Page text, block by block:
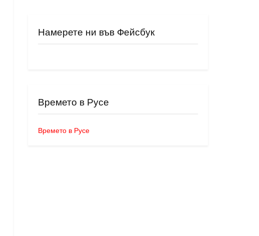
Намерете ни във Фейсбук
Времето в Русе
Времето в Русе